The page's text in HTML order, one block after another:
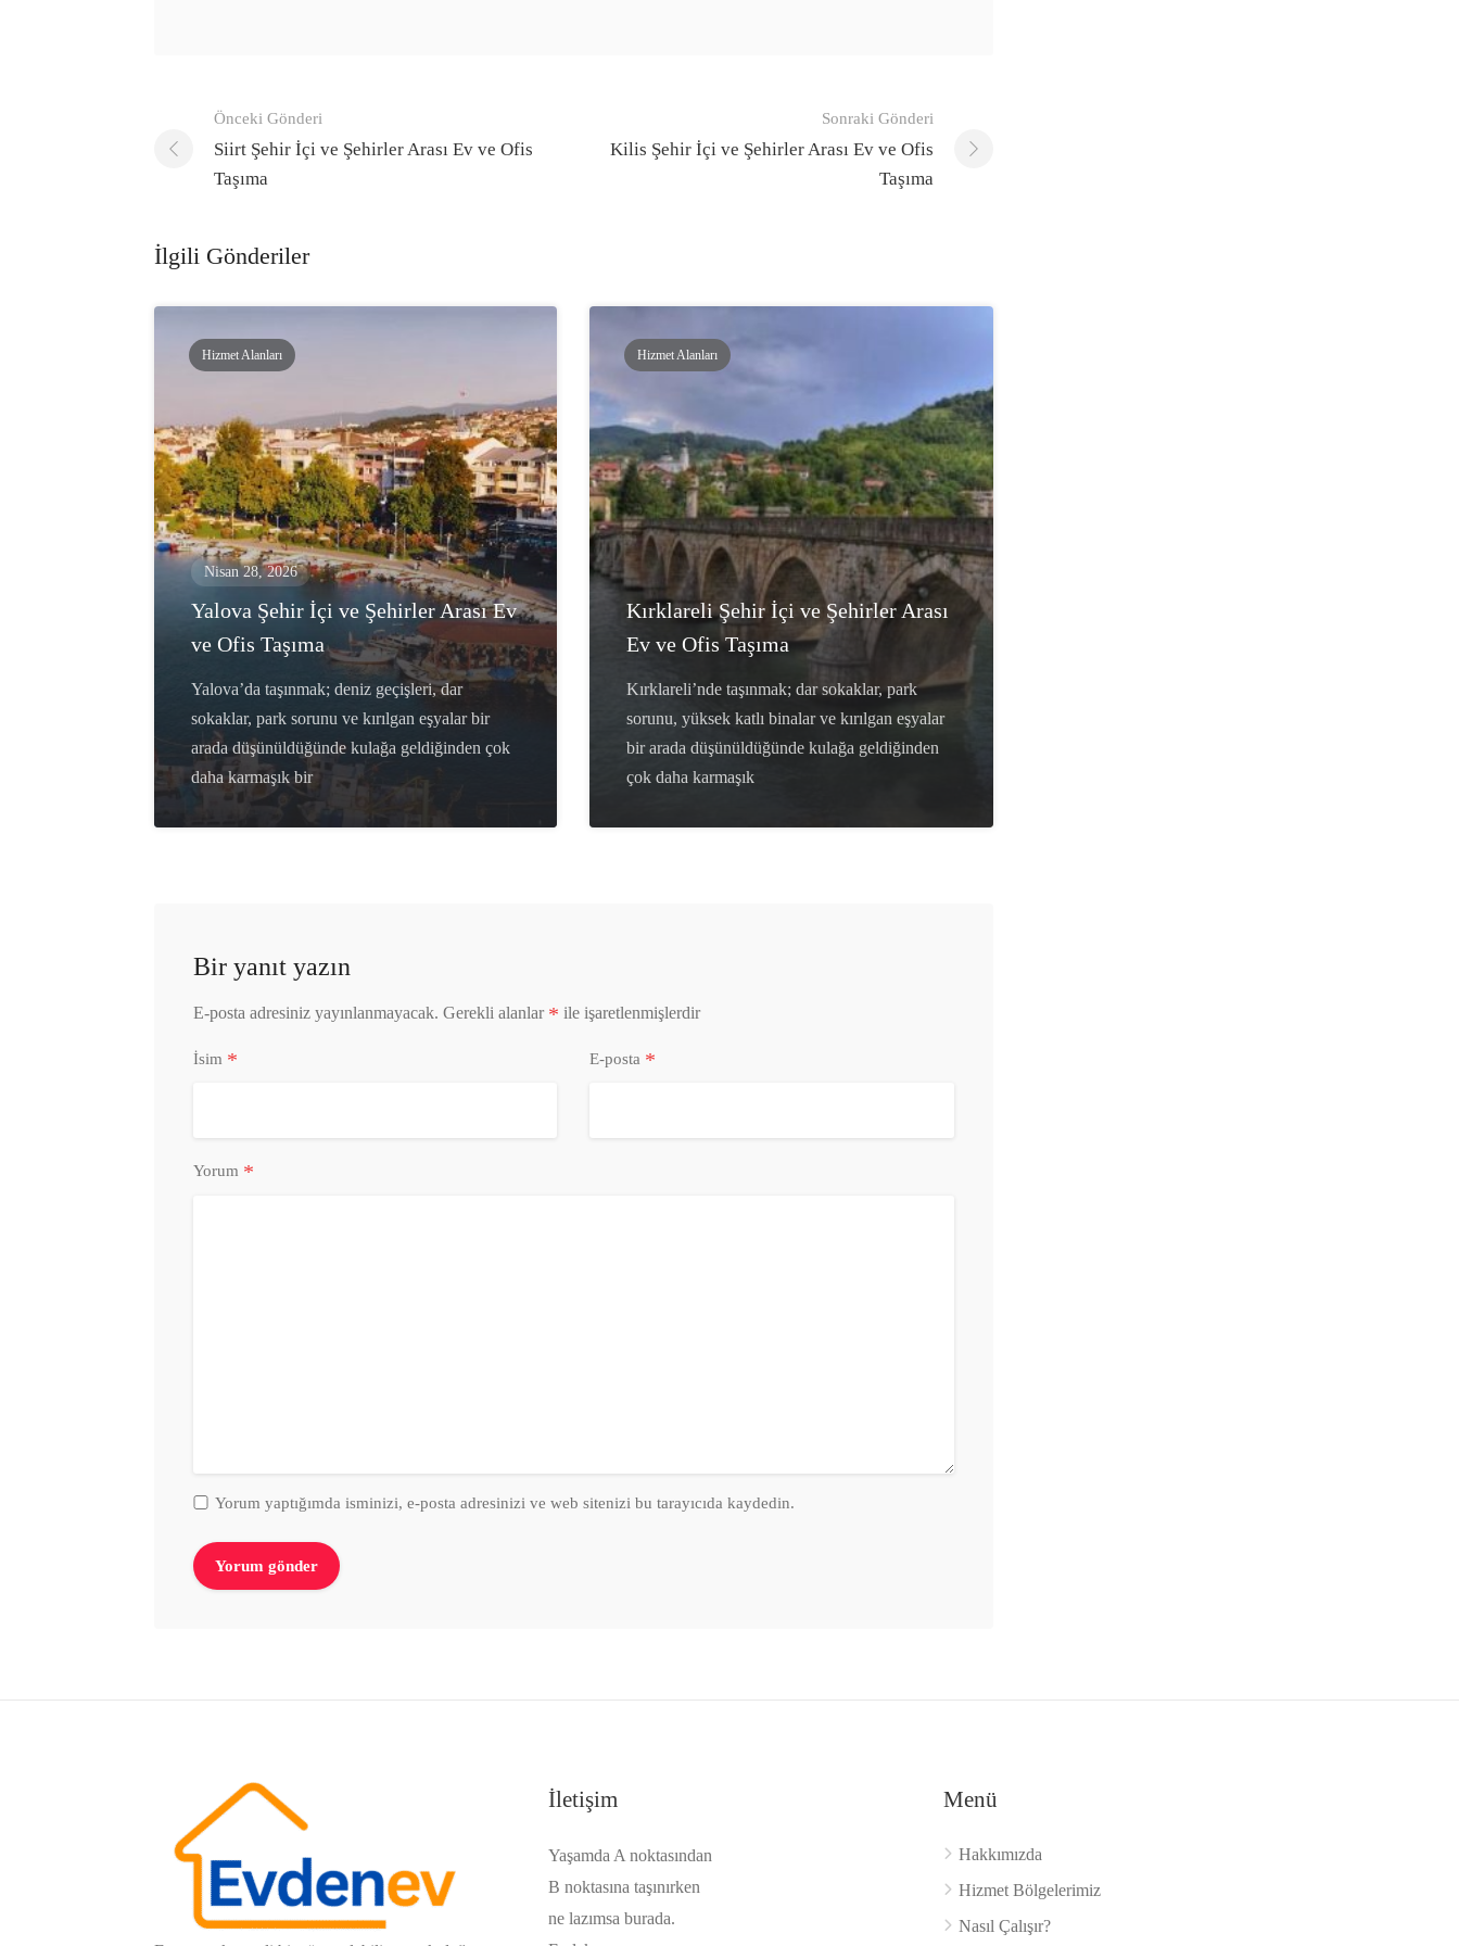
Gönderi
navigasyonu
Önceki Gönderi
Siirt Şehir İçi ve Şehirler Arası Ev ve Ofis
Taşıma
Sonraki Gönderi
Kilis Şehir İçi ve Şehirler Arası Ev ve Ofis
Taşıma
İlgili Gönderiler
Hizmet Alanları
Nisan 28, 2026
Yalova Şehir İçi ve Şehirler Arası Ev
ve Ofis Taşıma
Yalova’da taşınmak; deniz geçişleri, dar
sokaklar, park sorunu ve kırılgan eşyalar bir
arada düşünüldüğünde kulağa geldiğinden çok
daha karmaşık bir
Hizmet Alanları
Kırklareli Şehir İçi ve Şehirler Arası
Ev ve Ofis Taşıma
Kırklareli’nde taşınmak; dar sokaklar, park
sorunu, yüksek katlı binalar ve kırılgan eşyalar
bir arada düşünüldüğünde kulağa geldiğinden
çok daha karmaşık
Bir yanıt yazın
E-posta adresiniz yayınlanmayacak. Gerekli alanlar * ile işaretlenmişlerdir
İsim * E-posta *
Yorum *
Yorum yaptığımda isminizi, e-posta adresinizi ve web sitenizi bu tarayıcıda kaydedin.
İletişim
Yaşamda A noktasından
B noktasına taşınırken
ne lazımsa burada.
Menü
Hakkımızda
Hizmet Bölgelerimiz
Nasıl Çalışır?